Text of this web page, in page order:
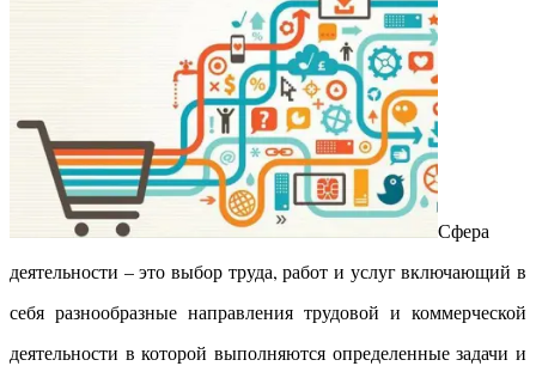
Сфера
деятельности – это выбор труда, работ и услуг включающий в
себя разнообразные направления трудовой и коммерческой
деятельности в которой выполняются определенные задачи и